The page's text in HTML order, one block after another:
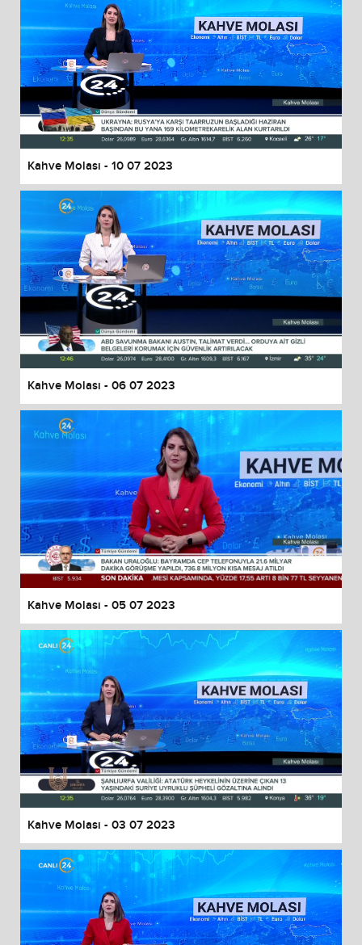
Kahve Molası - 10 07 2023
Kahve Molası - 06 07 2023
Kahve Molası - 05 07 2023
Kahve Molası - 03 07 2023